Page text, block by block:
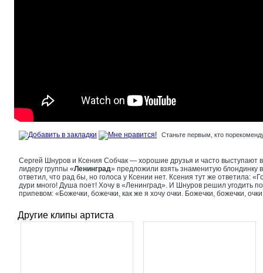
Станьте первым, кто
Сергей Шнуров и Ксения Собчак — хорошие друзья и часто выступают
лидеру группы «Ленинград» предложили взять знаменитую блондинку
ответил, что рад бы, но голоса у Ксении нет. Ксения тут же ответила:
дури много! Душа поет! Хочу в «Ленинград». И Шнуров решил угодить
припевом: «Божечки, божечки, как же я хочу очки. Божечки, божечки,
Другие клипы артиста